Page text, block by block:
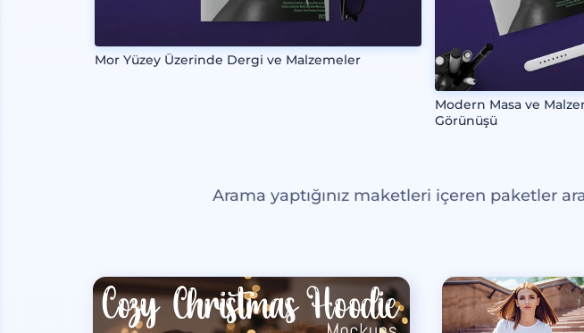
Mor Yüzey Üzerinde Dergi ve Malzemeler
Modern Masa ve
Görünüşü
Arama yaptığınız maketleri içeren paketler